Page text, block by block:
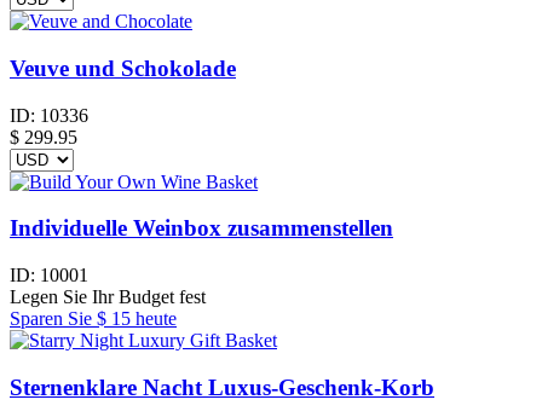
Veuve und Schokolade
ID: 10336
$ 299.95
Individuelle Weinbox zusammenstellen
ID: 10001
Legen Sie Ihr Budget fest
Sparen Sie $ 15 heute
Sternenklare Nacht Luxus-Geschenk-Korb